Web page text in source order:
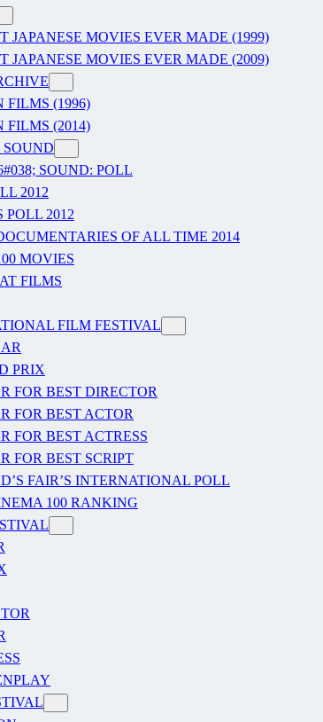
JAPANESE MOVIES EVER MADE (1999)
JAPANESE MOVIES EVER MADE (2009)
FILMS (1996)
FILMS (2014)
SOUND
SOUND: POLL
2012
POLL 2012
OF ALL TIME 2014
MOVIES
FILMS
FILM FESTIVAL
PRIX
FOR BEST DIRECTOR
FOR BEST ACTOR
FOR BEST ACTRESS
FOR BEST SCRIPT
FAIR’S INTERNATIONAL POLL
100 RANKING